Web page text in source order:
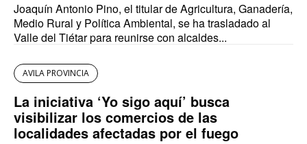
Joaquín Antonio Pino, el titular de Agricultura, Ganadería,
Medio Rural y Política Ambiental, se ha trasladado al
Valle del Tiétar para reunirse con alcaldes...
AVILA PROVINCIA
La iniciativa ‘Yo sigo aquí’ busca
visibilizar los comercios de las
localidades afectadas por el fuego